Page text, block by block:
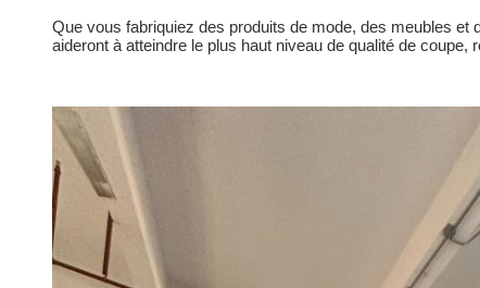
Que vous fabriquiez des produits de mode, des meubles
aideront à atteindre le plus haut niveau de qualité de